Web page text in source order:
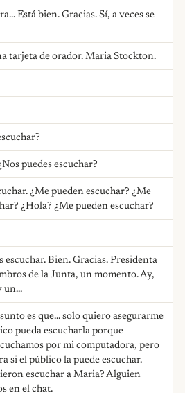
Está bien. Gracias. Sí, a veces se
tarjeta de orador. Maria Stockton.
puedes escuchar?
¿Me pueden escuchar? ¿Me
¿Hola? ¿Me pueden escuchar?
escuchar. Bien. Gracias. Presidenta
de la Junta, un momento. Ay,
un...
es que... solo quiero asegurarme
pueda escucharla porque
por mi computadora, pero
si el público la puede escuchar.
escuchar a Maria? Alguien
en el chat.